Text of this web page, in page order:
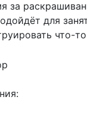
за
для
что-